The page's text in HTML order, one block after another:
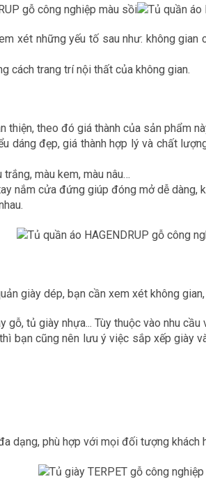
xét những yếu tố sau như: không
cách trang trí nội thất của không gian.
thiện, theo đó giá thành của sản phẩm
dáng đẹp, giá thành hợp lý và chất
màu kem, màu nâu…
nắm cửa đứng giúp đóng mở dễ dàng,
giày dép, bạn cần xem xét không
tủ giày nhựa... Tùy thuộc vào nhu cầu
bạn cũng nên lưu ý việc sắp xếp giày
dạng, phù hợp với mọi đối tượng khách